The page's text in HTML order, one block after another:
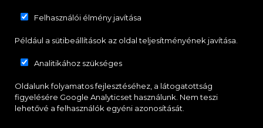
Felhasználói élmény javítása
Például a sütibeállítások az oldal teljesítményének javítása.
Analitikához szükséges
Oldalunk folyamatos fejlesztéséhez, a látogatottság
figyelésére Google Analyticset használunk. Nem teszi
lehetővé a felhasználók egyéni azonosítását.